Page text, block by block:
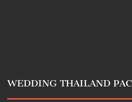
WEDDING THAILAND